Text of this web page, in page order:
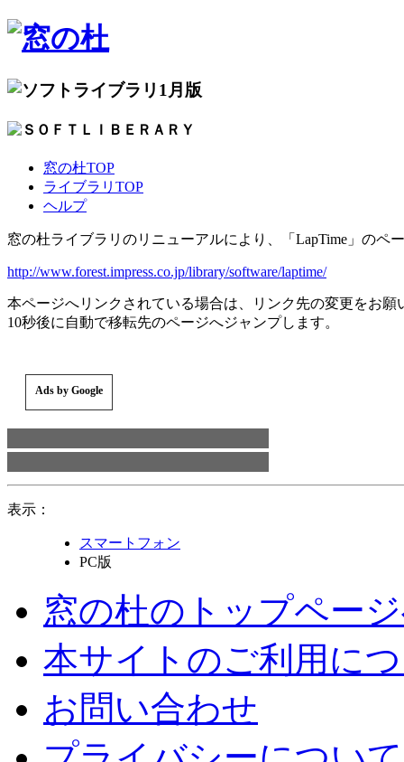
1月版
窓の杜TOP
ライブラリTOP
ヘルプ
窓の杜ライブラリのリニューアルにより、「LapTime」のペ
http://www.forest.impress.co.jp/library/software/laptime/
本ページへリンクされている場合は、リンク先の変更をお願
10秒後に自動で移転先のページへジャンプします。
Ads by Google
表示：
スマートフォン
PC版
窓の杜のトップペー
本サイトのご利用に
お問い合わせ